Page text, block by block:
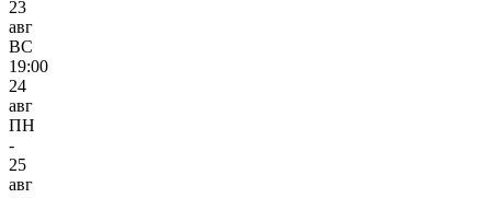
23
авг
ВС
19:00
24
авг
ПН
-
25
авг